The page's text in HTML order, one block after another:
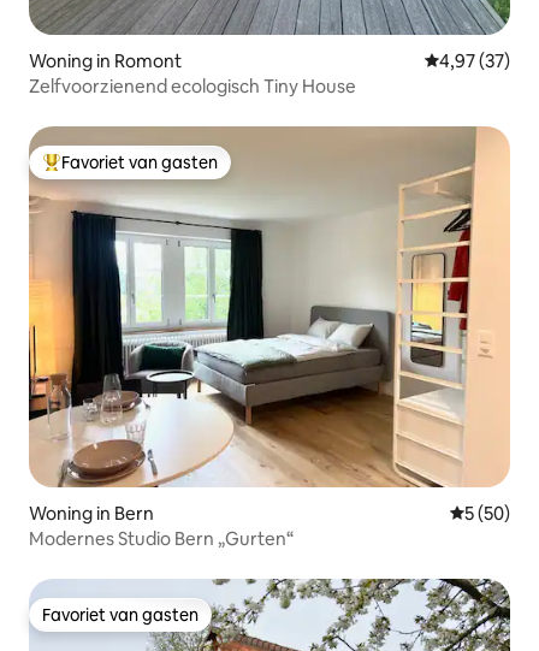
Woning in Romont Gemiddelde
4,97 (37)
Zelfvoorzienend ecologisch Tiny House
Topfavoriet van gasten
Favoriet van gasten
Woning in Bern
5 (50)
Modernes Studio Bern „Gurten“
Favoriet van gasten
Favoriet van gasten